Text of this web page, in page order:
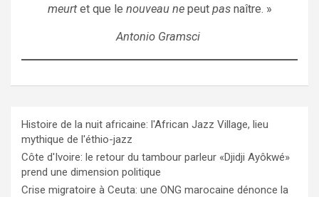
meurtet que le nouveau nepeut pasnaître. »
Antonio Gramsci
Histoire de la nuit africaine: l'African Jazz Village, lieu
mythique de l'éthio-jazz
Côte d'Ivoire: le retour du tambour parleur «Djidji Ayôkwé»
prend une dimension politique
Crise migratoire à Ceuta: une ONG marocaine dénonce la